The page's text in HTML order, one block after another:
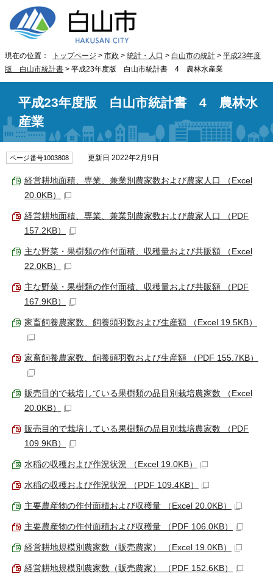
現在の位置： トップページ > 市政 > 統計・人口 > 白山市の統計 > 平成23年度
版 白山市統計書 > 平成23年度版 白山市統計書 4 農林水産業
平成23年度版 白山市統計書 4 農林水
産業
ページ番号1003808 更新日 2022年2月9日
経営耕地面積、専業、兼業別農家数および農家人口 （Excel
20.0KB）
経営耕地面積、専業、兼業別農家数および農家人口 （PDF
157.2KB）
主な野菜・果樹類の作付面積、収穫量および共販額 （Excel
22.0KB）
主な野菜・果樹類の作付面積、収穫量および共販額 （PDF
167.9KB）
家畜飼養農家数、飼養頭羽数および生産額 （Excel 19.5KB）
家畜飼養農家数、飼養頭羽数および生産額 （PDF 155.7KB）
販売目的で栽培している果樹類の品目別栽培農家数 （Excel
20.0KB）
販売目的で栽培している果樹類の品目別栽培農家数 （PDF
109.9KB）
水稲の収穫および作況状況 （Excel 19.0KB）
水稲の収穫および作況状況 （PDF 109.4KB）
主要農産物の作付面積および収穫量 （Excel 20.0KB）
主要農産物の作付面積および収穫量 （PDF 106.0KB）
経営耕地規模別農家数（販売農家） （Excel 19.0KB）
経営耕地規模別農家数（販売農家） （PDF 152.6KB）